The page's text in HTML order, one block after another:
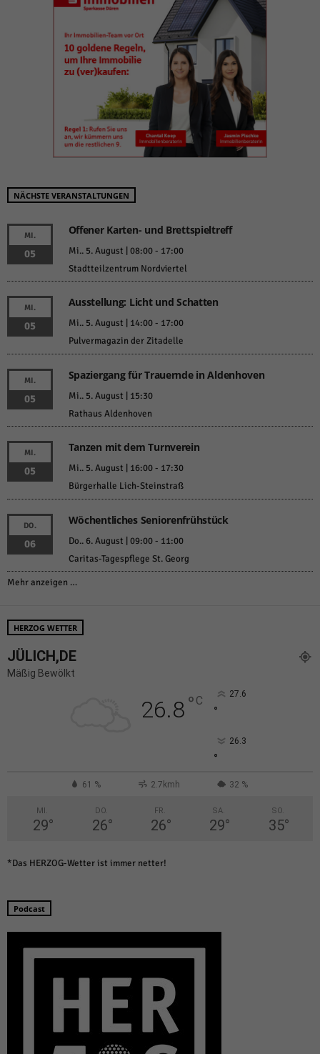
NÄCHSTE VERANSTALTUNGEN
MI.
05
Offener Karten- und Brettspieltreff
Mi.. 5. August | 08:00- 17:00
Stadtteilzentrum Nordviertel
MI.
05
Ausstellung: Licht und Schatten
Mi.. 5. August | 14:00- 17:00
Pulvermagazin der Zitadelle
MI.
05
Spaziergang für Trauernde in Aldenhoven
Mi.. 5. August | 15:30
Rathaus Aldenhoven
MI.
05
Tanzen mit dem Turnverein
Mi.. 5. August | 16:00- 17:30
Bürgerhalle Lich-Steinstraß
DO.
06
Wöchentliches Seniorenfrühstück
Do.. 6. August | 09:00- 11:00
Caritas-Tagespflege St. Georg
Mehr anzeigen …
HERZOG WETTER
JÜLICH,DE
Mäßig Bewölkt
26.8° C 27.6
°
26.3
°
61 % 2.7kmh 32 %
MI.
29°
DO.
26°
FR.
26°
SA.
29°
SO.
35°
*Das HERZOG-Wetter ist immer netter!
Podcast